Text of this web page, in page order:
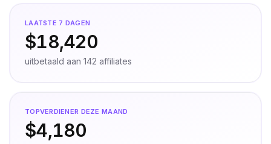
LAATSTE 7 DAGEN
$18,420
uitbetaald aan 142 affiliates
TOPVERDIENER DEZE MAAND
$4,180